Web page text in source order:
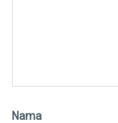
Nama